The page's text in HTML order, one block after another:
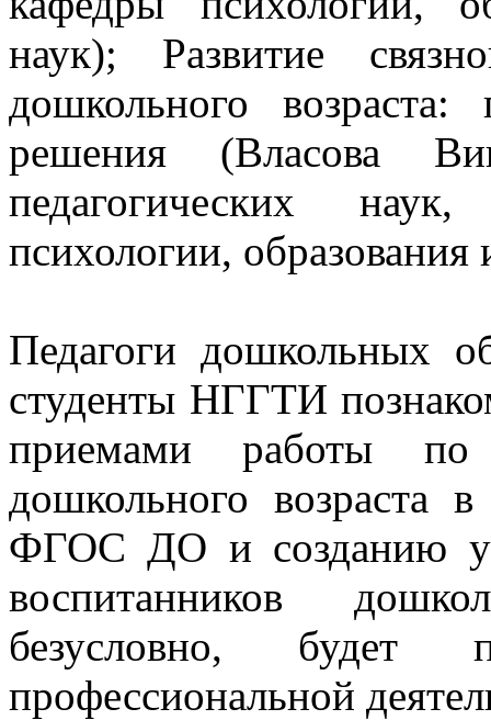
наук); Развитие
дошкольного
решения (Власова
педагогических
психологии, образования
Педагоги дошкольных
студенты НГГТИ
приемами работы по
дошкольного возраста
ФГОС ДО и созданию
воспитанников
безусловно,
профессиональной